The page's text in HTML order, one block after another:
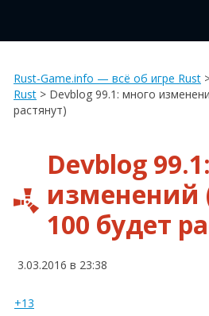
Rust-Game.info — всё об игре Rust
Rust > Devblog 99.1: много
растянут)
Devblog
изменений
100 будет
3.03.2016 в 23:38
+13